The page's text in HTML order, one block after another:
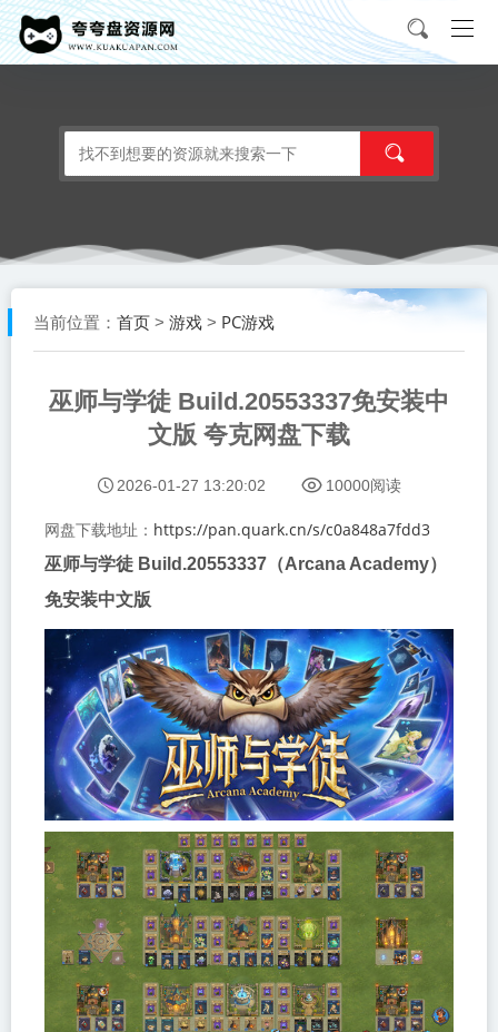
当前位置： 首页 > 游戏 > PC游戏
巫师与学徒 Build.20553337免安装中
文版 夸克网盘下载
2026-01-27 13:20:02 10000阅读
网盘下载地址： https://pan.quark.cn/s/c0a848a7fdd3
巫师与学徒 Build.20553337（Arcana Academy）
免安装中文版